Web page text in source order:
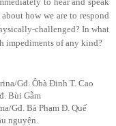
how we are to respond
challenged? In what
impediments of any kind?
Gđ. Ôbà Đinh T. Cao
Bùi Gẫm
Gđ. Bà Phạm Đ. Quế
nguyện.